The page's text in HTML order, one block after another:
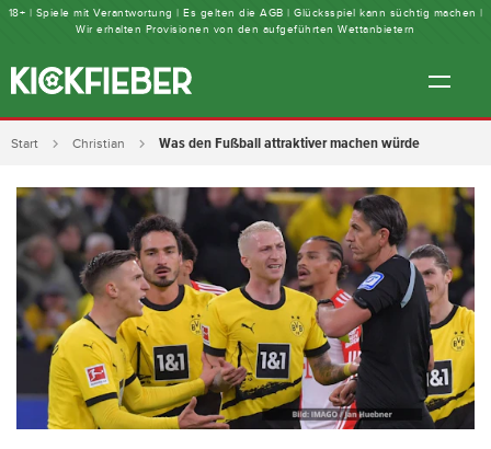
18+ | Spiele mit Verantwortung | Es gelten die AGB | Glücksspiel kann süchtig machen |
Wir erhalten Provisionen von den aufgeführten Wettanbietern
Start Christian Was den Fußball attraktiver machen würde